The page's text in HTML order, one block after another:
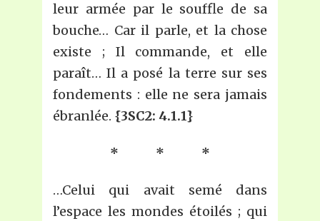
leur armée par le souffle de sa
bouche… Car il parle, et la chose
existe ; Il commande, et elle
paraît… Il a posé la terre sur ses
fondements : elle ne sera jamais
ébranlée. {3SC2: 4.1.1}
* * *
…Celui qui avait semé dans
l’espace les mondes étoilés ; qui